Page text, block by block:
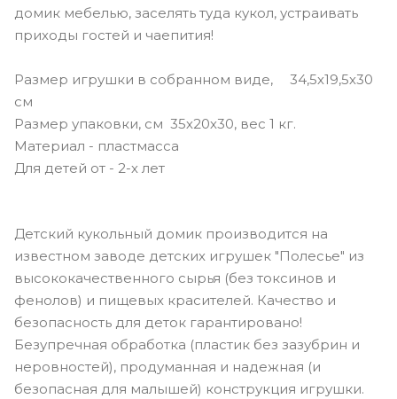
домик мебелью, заселять туда кукол, устраивать
приходы гостей и чаепития!
Размер игрушки в собранном виде,
см
34,5х19,5х30
Размер упаковки, см 35х20х30, вес 1 кг.
Материал - пластмасса
Для детей от - 2-х лет
Детский кукольный домик производится на
известном заводе детских игрушек "Полесье" из
высококачественного сырья (без токсинов и
фенолов) и пищевых красителей. Качество и
безопасность для деток гарантировано!
Безупречная обработка (пластик без зазубрин и
неровностей), продуманная и надежная (и
безопасная для малышей) конструкция игрушки.